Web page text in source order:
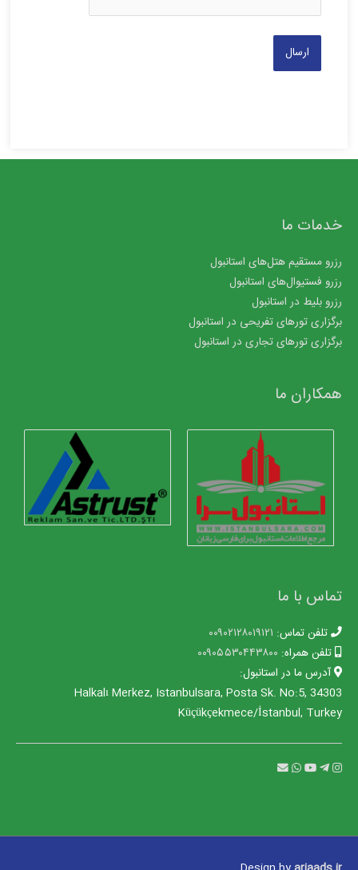
خدمات ما
رزرو مستقیم هتل‌های استانبول
رزرو فستیوال‌های استانبول
رزرو بلیط در استانبول
برگزاری تورهای تفریحی در استانبول
برگزاری تورهای تجاری در استانبول
همکاران ما
تماس با ما
تلفن تماس: ۰۰۹۰۲۱۲۸۰۱۹۱۲۱
تلفن همراه: ۰۰۹۰۵۵۳۰۴۴۳۸۰۰
آدرس ما در استانبول:
Halkalı Merkez, Istanbulsara, Posta Sk. No:5, 34303
Küçükçekmece/İstanbul, Turkey